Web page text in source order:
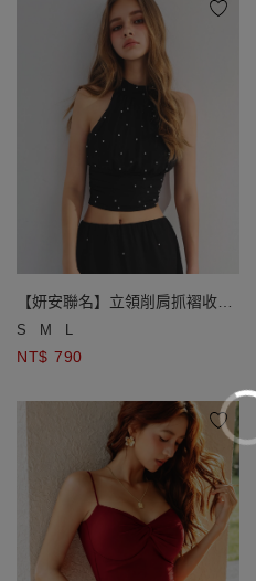
【妍安聯名】立領削肩抓褶收腰
珍珠點綴短版上衣(附胸墊)
S M L
NT$ 790